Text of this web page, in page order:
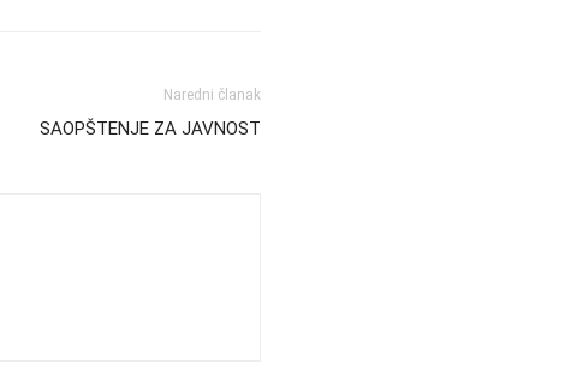
Naredni članak
SAOPŠTENJE ZA JAVNOST